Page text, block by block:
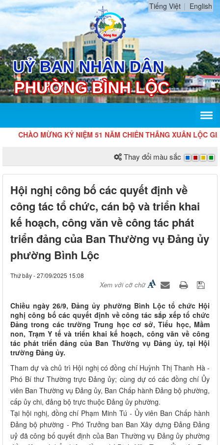
Tiếng Việt English
CHÀO MỪNG KỶ NIỆM 51 NĂM CHIẾN THẮNG XUÂN LỘC
Thay đổi màu sắc
Hội nghị công bố các quyết định về
công tác tổ chức, cán bộ và triển khai
kế hoạch, công văn về công tác phát
triển đảng của Ban Thường vụ Đảng ủy
phường Bình Lộc
Thứ bảy - 27/09/2025 15:08
Xem với cỡ chữ
Chiều ngày 26/9, Đảng ủy phường Bình Lộc tổ chức Hội
nghị công bố các quyết định về công tác sắp xếp tổ chức
Đảng trong các trường Trung học cơ sở, Tiểu học, Mầm
non, Trạm Y tế và triển khai kế hoạch, công văn về công
tác phát triển đảng của Ban Thường vụ Đảng ủy, tại Hội
trường Đảng ủy.
Tham dự và chủ trì Hội nghị có đồng chí Huỳnh Thị Thanh Hà -
Phó Bí thư Thường trực Đảng ủy; cùng dự có các đồng chí Ủy
viên Ban Thường vụ Đảng ủy, Ban Chấp hành Đảng bộ phường,
cấp ủy chi, đảng bộ trực thuộc Đảng ủy phường.
Tại hội nghị, đồng chí Phạm Minh Tú - Ủy viên Ban Chấp hành
Đảng bộ phường - Phó Trưởng ban Ban Xây dựng Đảng Đảng
uỷ đã công bố quyết định của Ban Thường vụ Đảng ủy phường